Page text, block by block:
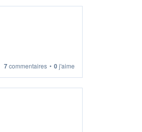
7commentaires • 0j'aime